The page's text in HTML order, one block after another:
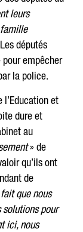
leurs
députés
empêcher
la police.
l’Education et
dure et
au
» de
qu’ils ont
de
que nous
solutions pour
ici, nous